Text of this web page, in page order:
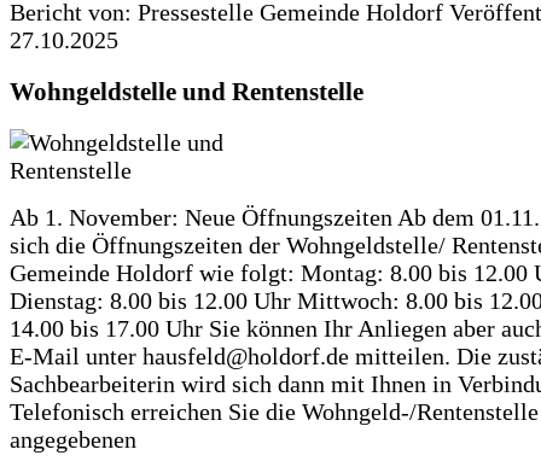
Bericht von: Pressestelle Gemeinde Holdorf
27.10.2025
Wohngeldstelle und Rentenstelle
Ab 1. November: Neue Öffnungszeiten Ab dem
sich die Öffnungszeiten der Wohngeldstelle/
Gemeinde Holdorf wie folgt: Montag: 8.00 bis 12.00
Dienstag: 8.00 bis 12.00 Uhr Mittwoch: 8.00 bis
14.00 bis 17.00 Uhr Sie können Ihr Anliegen aber
E-Mail unter hausfeld@holdorf.de mitteilen. Die
Sachbearbeiterin wird sich dann mit Ihnen in
Telefonisch erreichen Sie die Wohngeld-/
angegebenen